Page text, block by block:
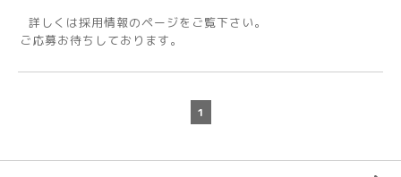
詳しくは採用情報のページをご覧下さい。
ご応募お待ちしております。
1